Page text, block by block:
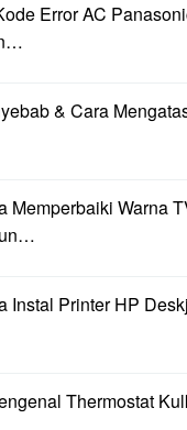
Error AC
& Cara
Memperbaiki Warna
Instal Printer HP
Thermostat